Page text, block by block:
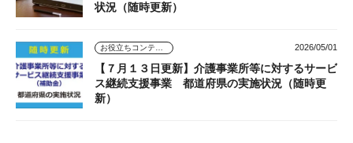
状況（随時更新）
お役立ちコンテンツ 2026/05/01
【７月１３日更新】介護事業所等に対するサービ
ス継続支援事業 都道府県の実施状況（随時更
新）